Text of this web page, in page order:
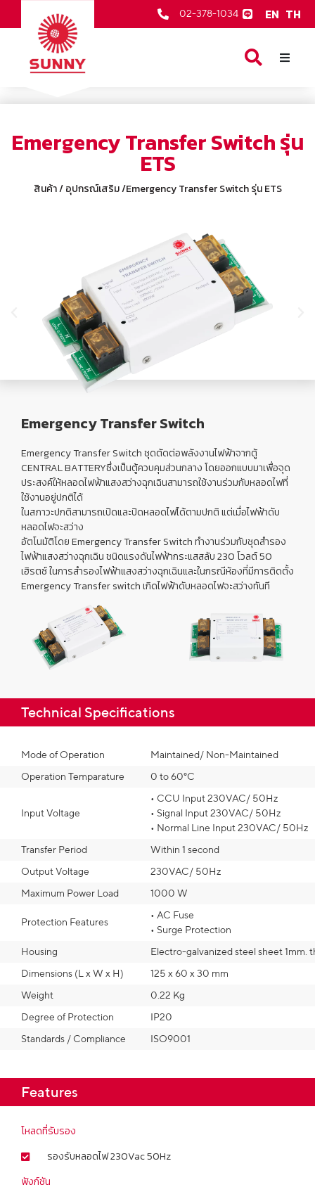
02-378-1034 EN TH
เกี่ยวกับเรา
ตัวแทนจำหน่าย
บริการหลังการขาย
ติดต่อเรา
Emergency Transfer Switch รุ่น
ETS
สินค้า / อุปกรณ์เสริม /Emergency Transfer Switch รุ่น ETS
Emergency Transfer Switch
Emergency Transfer Switch ชุดตัดต่อพลังงานไฟฟ้าจากตู้
CENTRAL BATTERYซึ่งเป็นตู้ควบคุมส่วนกลาง โดยออกแบบมาเพื่อจุด
ประสงค์ให้หลอดไฟฟ้าแสงสว่างฉุกเฉินสามารถใช้งานร่วมกับหลอดไฟที่
ใช้งานอยู่ปกติได้
ในสภาวะปกติสามารถเปิดและปิดหลอดไฟได้ตามปกติ แต่เมื่อไฟฟ้าดับ
หลอดไฟจะสว่าง
อัตโนมัติโดย Emergency Transfer Switch ทำงานร่วมกับชุดสำรอง
ไฟฟ้าแสงสว่างฉุกเฉิน ชนิดแรงดันไฟฟ้ากระแสสลับ 230 โวลต์ 50
เฮิรตซ์ ในการสำรองไฟฟ้าแสงสว่างฉุกเฉินและในกรณีห้องที่มีการติดตั้ง
Emergency Transfer switch เกิดไฟฟ้าดับหลอดไฟจะสว่างทันที
Technical Specifications​
Mode of Operation
Maintained/ Non-Maintained
Operation Temparature
0 to 60°C
Input Voltage
• CCU Input 230VAC/ 50Hz
• Signal Input 230VAC/ 50Hz
• Normal Line Input 230VAC/ 50Hz
Transfer Period
Within 1 second
Output Voltage
230VAC/ 50Hz
Maximum Power Load
1000 W
Protection Features
• AC Fuse
• Surge Protection
Housing
Electro-galvanized steel sheet 1mm.
Dimensions (L x W x H)
125 x 60 x 30 mm
Weight
0.22 Kg
Degree of Protection
IP20
Standards / Compliance
ISO9001
Features
โหลดที่รับรอง
รองรับหลอดไฟ 230Vac 50Hz
ฟังก์ชัน